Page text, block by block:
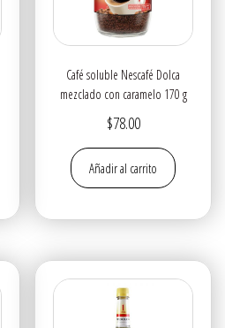
Café soluble Nescafé Dolca
mezclado con caramelo 170 g
$78.00
Añadir al carrito